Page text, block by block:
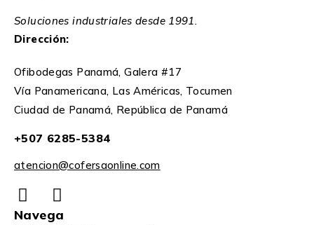
Soluciones industriales desde 1991.
Dirección:
Ofibodegas Panamá, Galera #17
Vía Panamericana, Las Américas, Tocumen
Ciudad de Panamá, República de Panamá
+507 6285-5384
atencion@cofersaonline.com
Navega